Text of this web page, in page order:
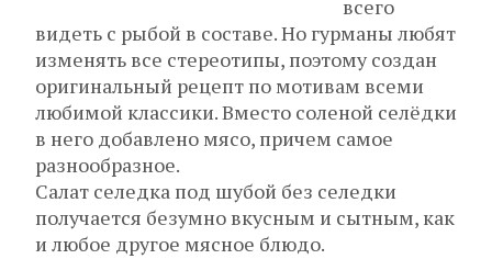
всего
видеть с рыбой в составе. Но гурманы любят
изменять все стереотипы, поэтому создан
оригинальный рецепт по мотивам всеми
любимой классики. Вместо соленой селёдки
в него добавлено мясо, причем самое
разнообразное.
Салат селедка под шубой без селедки
получается безумно вкусным и сытным, как
и любое другое мясное блюдо.